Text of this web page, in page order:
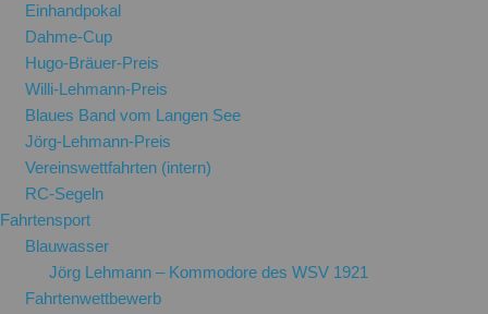
Einhandpokal
Dahme-Cup
Hugo-Bräuer-Preis
Willi-Lehmann-Preis
Blaues Band vom Langen See
Jörg-Lehmann-Preis
Vereinswettfahrten (intern)
RC-Segeln
Fahrtensport
Blauwasser
Jörg Lehmann – Kommodore des WSV 1921
Fahrtenwettbewerb